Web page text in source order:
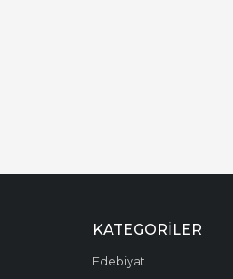
KATEGORILER
Edebiyat